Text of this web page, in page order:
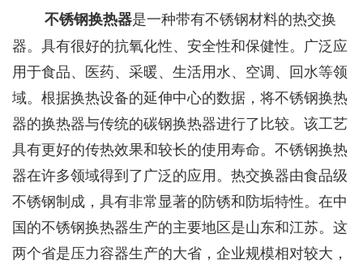
不锈钢换热器是一种带有不锈钢材料的热交换
器。具有很好的抗氧化性、安全性和保健性。广泛应
用于食品、医药、采暖、生活用水、空调、回水等领
域。根据换热设备的延伸中心的数据，将不锈钢换热
器的换热器与传统的碳钢换热器进行了比较。该工艺
具有更好的传热效果和较长的使用寿命。不锈钢换热
器在许多领域得到了广泛的应用。热交换器由食品级
不锈钢制成，具有非常显著的防锈和防垢特性。在中
国的不锈钢换热器生产的主要地区是山东和江苏。这
两个省是压力容器生产的大省，企业规模相对较大，